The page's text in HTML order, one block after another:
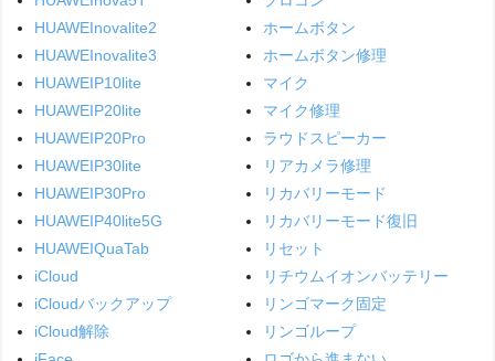
HUAWEInovalite2
HUAWEInovalite3
HUAWEIP10lite
HUAWEIP20lite
HUAWEIP20Pro
HUAWEIP30lite
HUAWEIP30Pro
HUAWEIP40lite5G
HUAWEIQuaTab
iCloud
iCloudバックアップ
iCloud解除
ホームボタン
ホームボタン修理
マイク
マイク修理
ラウドスピーカー
リアカメラ修理
リカバリーモード
リカバリーモード復旧
リセット
リチウムイオンバッテリー
リンゴマーク固定
リンゴループ